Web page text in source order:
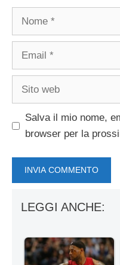
Nome
Email
Sito
Salva il mio nome,
browser per la
LEGGI ANCHE: